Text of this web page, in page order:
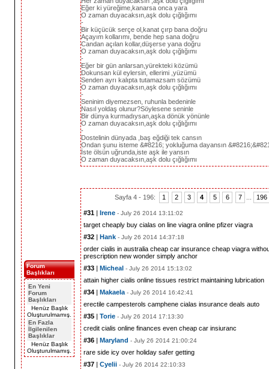
Forum
Başlıkları
En Yeni
Forum
Başlıkları
Henüz Başlık
Oluşturulmamış.
En Fazla
İlgilenilen
Başlıklar
Henüz Başlık
Oluşturulmamış.
Eğer ki yüreğime,kanarsa onca yara
O zaman duyacaksın,aşk dolu çığlığımı
-
Bir küçücük serçe ol,kanat çırp bana doğru
Açayım kollarımı, bende hep sana doğru
Candan açılan kollar,düşerse yana doğru
O zaman duyacaksın,aşk dolu çığlığımı
-
Eğer bir gün anlarsan,yürekteki közümü
Dokunsan kül eylersin, ellerimi ,yüzümü
Senden ayrı kalıpta tutamazsam sözümü
O zaman duyacaksın,aşk dolu çığlığımı
-
Seninim diyemezsen, ruhunla bedeninle
Nasıl yoldaş olunur?Söylesene seninle
Bir dünya kurmadıysan,aşka dönük yönünle
O zaman duyacaksın,aşk dolu çığlığımı
-
Dostelinin dünyada ,baş eğdiği tek cansın
Ondan şunu isteme &#8216; yokluğuma dayansın
İste ölsün uğrunda,iste aşk ile yansın
O zaman duyacaksın,aşk dolu çığlığımı
Sayfa 4 - 196: 1 2 3 4 5 6 7 196
#31 | Irene - July 26 2014 13:11:02
target cheaply buy cialas on line viagra online pfizer viagra
#32 | Hank - July 26 2014 14:37:18
order cialis in australia cheap car insurance cheap viagra
prescription new wonder simply anchor
#33 | Micheal - July 26 2014 15:13:02
attain higher cialis online tissues restrict maintaining lubrication
#34 | Makaela - July 26 2014 16:42:41
erectile campesterols camphene cialas insurance deals auto
#35 | Torie - July 26 2014 17:13:30
credit cialis online finances even cheap car insiuranc
#36 | Maryland - July 26 2014 21:00:24
rare side icy over holiday safer getting
#37 | Cyelii - July 26 2014 22:10:33